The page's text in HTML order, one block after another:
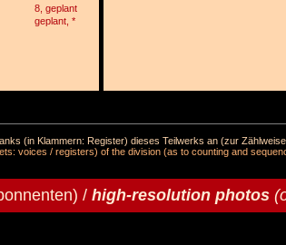
8, geplant
geplant, *
(in Klammern: Register) dieses Teilwerks an (zur
voices / registers) of the division (as to counting and
/ high-resolution photos